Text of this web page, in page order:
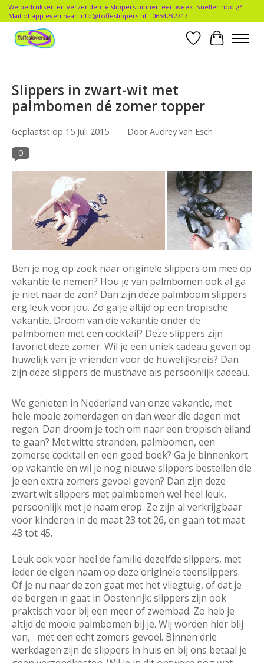
We bedrukken en verzenden je slippers binnen een week. Sneller nodig?
Mail of app even naar info@toffeslippers.nl - 0654232747
Verlanglijst
Slippers in zwart-wit met
palmbomen dé zomer topper
Geplaatst op 15 Juli 2015
Door Audrey van Esch
0
Ben je nog op zoek naar originele slippers om mee op
vakantie te nemen? Hou je van palmbomen ook al ga
je niet naar de zon? Dan zijn deze palmboom slippers
erg leuk voor jou. Zo ga je altijd op een tropische
vakantie. Droom van die vakantie onder de
palmbomen met een cocktail? Deze slippers zijn
favoriet deze zomer. Wil je een uniek cadeau geven op
huwelijk van je vrienden voor de huwelijksreis? Dan
zijn deze slippers de musthave als persoonlijk cadeau.
We genieten in Nederland van onze vakantie, met
hele mooie zomerdagen en dan weer die dagen met
regen. Dan droom je toch om naar een tropisch eiland
te gaan? Met witte stranden, palmbomen, een
zomerse cocktail en een goed boek? Ga je binnenkort
op vakantie en wil je nog nieuwe slippers bestellen die
je een extra zomers gevoel geven? Dan zijn deze
zwart wit slippers met palmbomen wel heel leuk,
persoonlijk met je naam erop. Ze zijn al verkrijgbaar
voor kinderen in de maat 23 tot 26, en gaan tot maat
43 tot 45.
Leuk ook voor heel de familie dezelfde slippers, met
ieder de eigen naam op deze originele teenslippers.
Of je nu naar de zon gaat met het vliegtuig, of dat je
de bergen in gaat in Oostenrijk; slippers zijn ook
praktisch voor bij een meer of zwembad. Zo heb je
altijd de mooie palmbomen bij je. Wij worden hier blij
van, met een echt zomers gevoel. Binnen drie
werkdagen zijn de slippers in huis en bij ons betaal je